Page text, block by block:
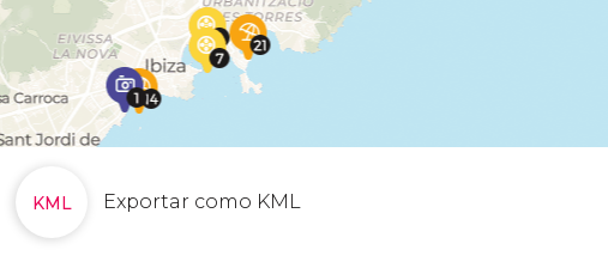
Exportar como KML